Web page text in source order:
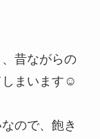
昔ながらの
しまいます☺
ので、飽き